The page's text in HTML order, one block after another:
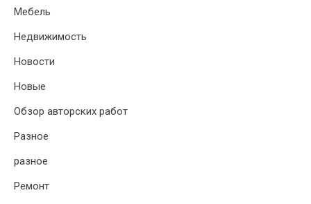
Мебель
Недвижимость
Новости
Новые
Обзор авторских работ
Разное
разное
Ремонт